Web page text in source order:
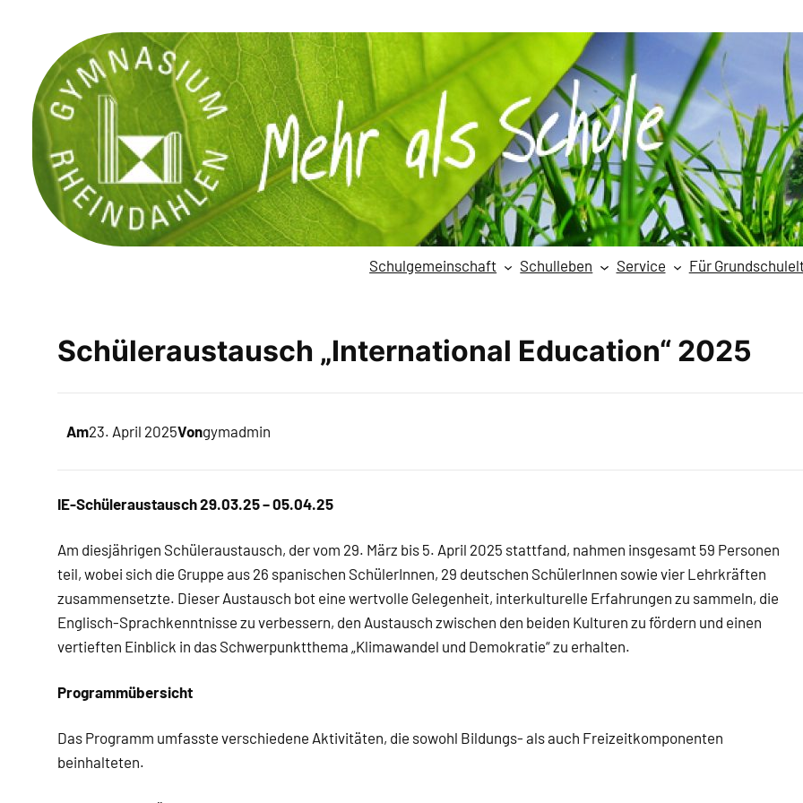
springen
Schulgemeinschaft Schulleben Service Für
Schüleraustausch „International Education“ 2025
Am23. April 2025Vongymadmin
IE-Schüleraustausch 29.03.25 – 05.04.25
Am diesjährigen Schüleraustausch, der vom 29. März bis 5. April 2025 stattfand, nahmen insgesamt 59 Personen
teil, wobei sich die Gruppe aus 26 spanischen SchülerInnen, 29 deutschen SchülerInnen sowie vier Lehrkräften
zusammensetzte. Dieser Austausch bot eine wertvolle Gelegenheit, interkulturelle Erfahrungen zu sammeln, die
Englisch-Sprachkenntnisse zu verbessern, den Austausch zwischen den beiden Kulturen zu fördern und einen
vertieften Einblick in das Schwerpunktthema „Klimawandel und Demokratie“ zu erhalten.
Programmübersicht
Das Programm umfasste verschiedene Aktivitäten, die sowohl Bildungs- als auch Freizeitkomponenten
beinhalteten.